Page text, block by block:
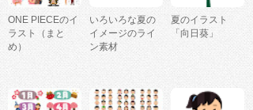
ONE PIECEのイ
ラスト（まと
め）
いろいろな夏の
イメージのライ
ン素材
夏のイラスト
「向日葵」